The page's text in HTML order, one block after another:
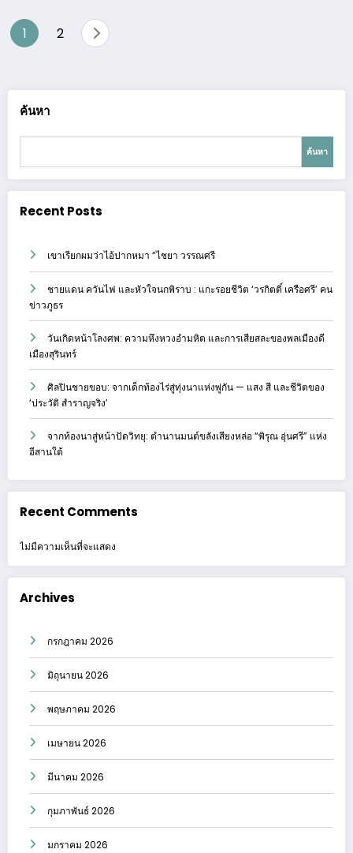
Posts
1 2
ค้นหา
ค้นหา
Recent Posts
เขาเรียกผมว่าไอ้ปากหมา “ไชยา วรรณศรี
ชายแดน ควันไฟ และหัวใจนกพิราบ : แกะรอยชีวิต ‘วรกิตติ์ เครือศรี’ คน
ข่าวภูธร
วันเกิดหน้าโลงศพ: ความหึงหวงอำมหิต และการเสียสละของพลเมืองดี
เมืองสุรินทร์
ศิลปินชายขอบ: จากเด็กท้องไร่สู่ทุ่งนาแห่งพู่กัน — แสง สี และชีวิตของ
‘ประวัติ สำราญจริง’
จากท้องนาสู่หน้าปัดวิทยุ: ตำนานมนต์ขลังเสียงหล่อ “พิรุณ อุ่นศรี” แห่ง
อีสานใต้
Recent Comments
ไม่มีความเห็นที่จะแสดง
Archives
กรกฎาคม 2026
มิถุนายน 2026
พฤษภาคม 2026
เมษายน 2026
มีนาคม 2026
กุมภาพันธ์ 2026
มกราคม 2026